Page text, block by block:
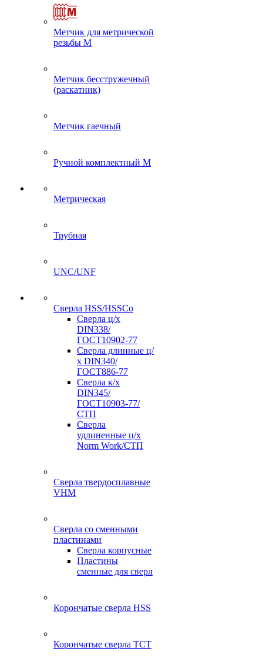
Метчик для метрической
резьбы M
Метчик бесстружечный
(раскатник)
Метчик гаечный
Ручной комплектный M
Метрическая
Трубная
UNC/UNF
Сверла HSS/HSSCo
Сверла ц/х
DIN338/
ГОСТ10902-77
Сверла длинные ц/
х DIN340/
ГОСТ886-77
Сверла к/х
DIN345/
ГОСТ10903-77/
СТП
Сверла
удлиненные ц/х
Norm Work/СТП
Сверла твердосплавные
VHM
Сверла со сменными
пластинами
Сверла корпусные
Пластины
сменные для сверл
Корончатые сверла HSS
Корончатые сверла TCT